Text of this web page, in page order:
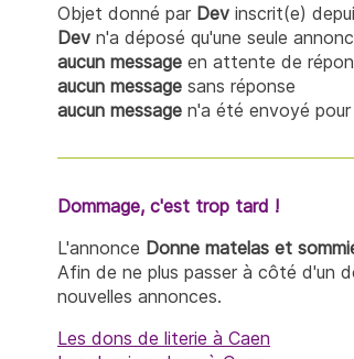
Objet donné par Dev inscrit(e)
Dev n'a déposé qu'une seule
aucun message en attente de
aucun message sans réponse
aucun message n'a été envoyé
Dommage, c'est trop tard !
L'annonce Donne matelas et
Afin de ne plus passer à côté d'un
nouvelles annonces.
Les dons de literie à Caen